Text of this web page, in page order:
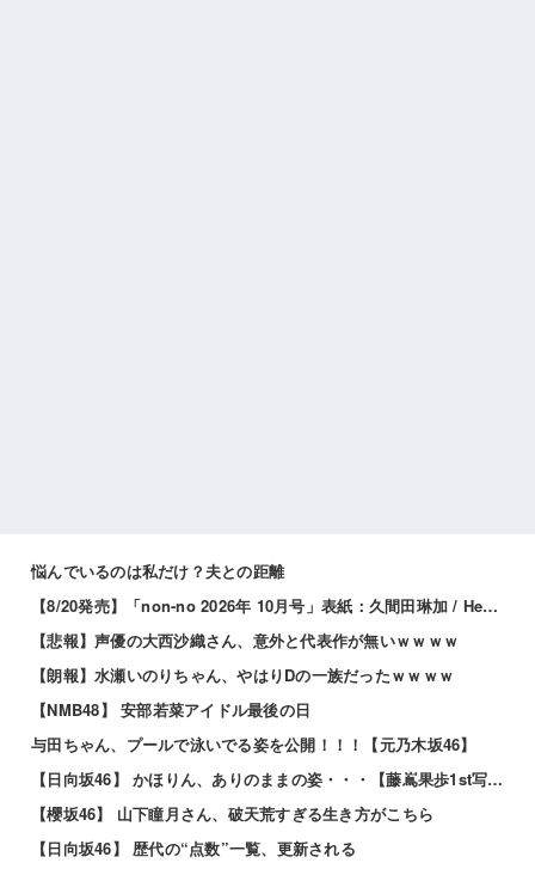
悩んでいるのは私だけ？夫との距離
【8/20発売】「non-no 2026年 10月号」表紙：久間田琳加 / Hearts2Hearts
【悲報】声優の大西沙織さん、意外と代表作が無いｗｗｗｗ
【朗報】水瀬いのりちゃん、やはりDの一族だったｗｗｗｗ
【NMB48】 安部若菜アイドル最後の日
与田ちゃん、プールで泳いでる姿を公開！！！【元乃木坂46】
【日向坂46】 かほりん、ありのままの姿・・・【藤嶌果歩1st写真集】
【櫻坂46】 山下瞳月さん、破天荒すぎる生き方がこちら
【日向坂46】 歴代の“点数”一覧、更新される